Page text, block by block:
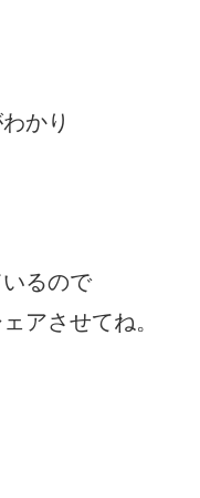
かり
るので
アさせてね。